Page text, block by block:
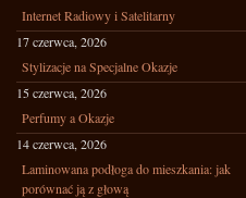
Internet Radiowy i Satelitarny
17 czerwca, 2026
Stylizacje na Specjalne Okazje
15 czerwca, 2026
Perfumy a Okazje
14 czerwca, 2026
Laminowana podłoga do mieszkania: jak
porównać ją z głową